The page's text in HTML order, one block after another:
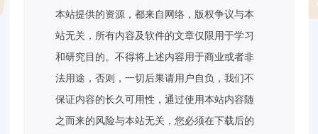
本站提供的资源，都来自网络，版权争议与本
站无关，所有内容及软件的文章仅限用于学习
和研究目的。不得将上述内容用于商业或者非
法用途，否则，一切后果请用户自负，我们不
保证内容的长久可用性，通过使用本站内容随
之而来的风险与本站无关，您必须在下载后的